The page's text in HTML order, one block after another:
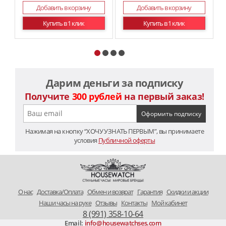
Добавить в корзину
Купить в 1 клик
Добавить в корзину
Купить в 1 клик
Дарим деньги за подписку
Получите 300 рублей на первый заказ!
Нажимая на кнопку “ХОЧУ УЗНАТЬ ПЕРВЫМ”, вы принимаете
условия Публичной оферты
O нас Доставка/Оплата Обмен и возврат Гарантия Скидки и акции
Наши часы на руке Отзывы Контакты Мой кабинет
8 (991) 358-10-64
Email: info@housewatchses.com